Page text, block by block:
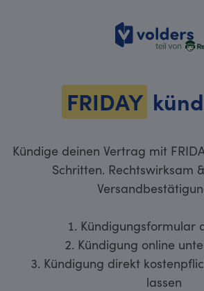
volders
FRIDAY
Kündige deinen Vertrag mit
Schritten. Rechtswirksam
Kündigungsformular
Kündigung online
Kündigung direkt
lassen